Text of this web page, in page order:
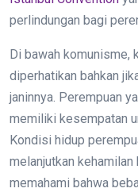
perlindungan bagi
Di bawah komunisme,
diperhatikan bahkan
janinnya. Perempuan
memiliki kesempatan
Kondisi hidup
melanjutkan
memahami bahwa